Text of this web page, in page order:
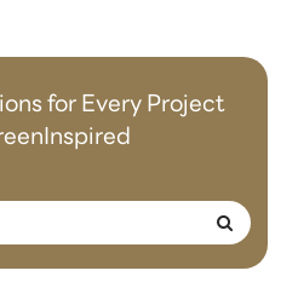
for Every Project